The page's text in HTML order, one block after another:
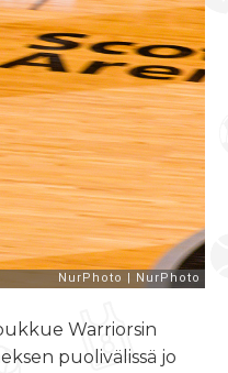
Warriorsin
puolivälissä jo